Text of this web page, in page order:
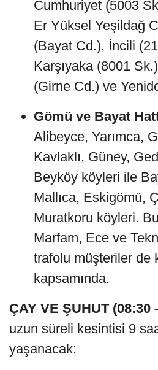
Cumhuriyet (5003
Er Yüksel Yeşildağ
(Bayat Cd.), İncili
Karşıyaka (8001
(Girne Cd.) ve
Gömü ve Bayat
Alibeyce, Yarımca,
Kavlaklı, Güney,
Beyköy köyleri ile
Mallıca, Eskigömü,
Muratkoru köyleri.
Marfam, Ece ve
trafolu müşteriler de
kapsamında.
ÇAY VE ŞUHUT (08:30
uzun süreli kesintisi 9
yaşanacak: